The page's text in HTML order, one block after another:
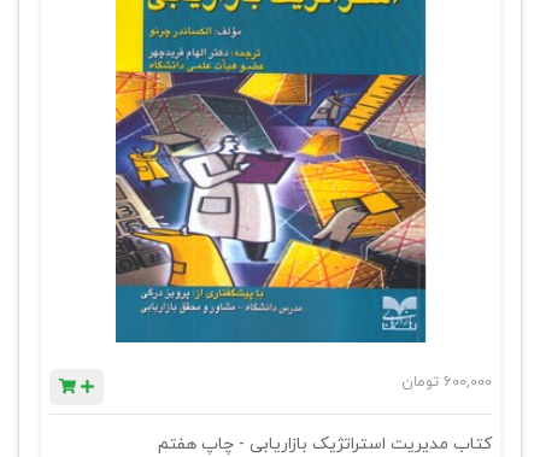
600,000 تومان
کتاب مدیریت استراتژیک بازاریابی - چاپ هفتم